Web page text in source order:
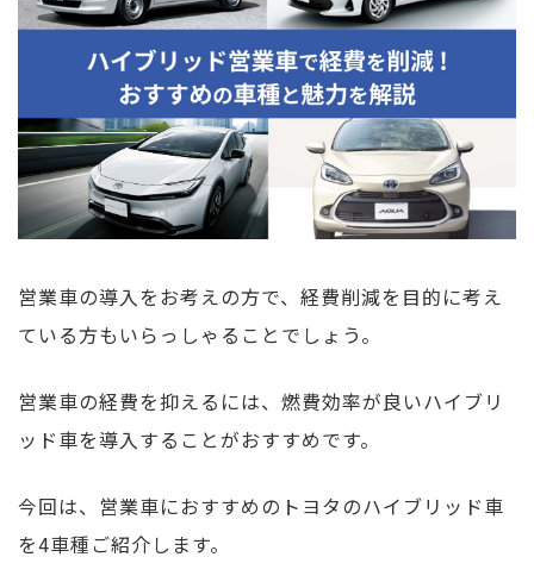
営業車の導入をお考えの方で、経費削減を目的に考え
ている方もいらっしゃることでしょう。
営業車の経費を抑えるには、燃費効率が良いハイブリ
ッド車を導入することがおすすめです。
今回は、営業車におすすめのトヨタのハイブリッド車
を4車種ご紹介します。